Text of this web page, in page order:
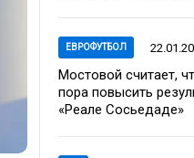
ЕВРОФУТБОЛ
Мостовой считает,
пора повысить
«Реале Сосьедаде»